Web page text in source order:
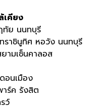
เคียง
ทัย นนทบุรี
ราชินูทิศ หอวัง นนทบุรี
ามเซ็นคาลอส
อนเมือง
ร์ค รังสิต
ว์